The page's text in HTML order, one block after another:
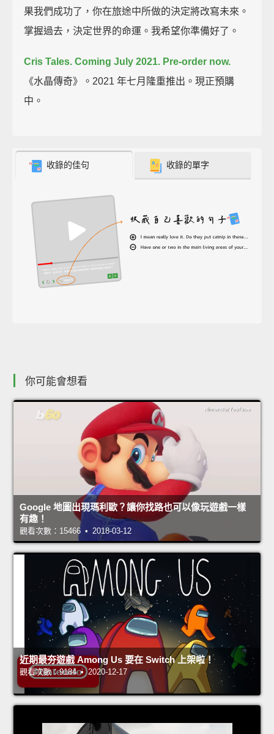
果我們成功了，你在旅途中所做的決定將改寫未來。
掌握過去，決定世界的命運。我希望你準備好了。
Cris Tales. Coming July 2021. Pre-order now.
《水晶傳奇》。2021 年七月隆重推出。現正預購
中。
收錄的佳句 收錄的單字
你可能會想看
Google 地圖出現瑪利歐？讓你找路也可以像玩遊戲一樣
有趣！
觀看次數：15466 • 2018-03-12
近期最夯遊戲 Among Us 要在 Switch 上架啦！
觀看次數：9184 • 2020-12-17